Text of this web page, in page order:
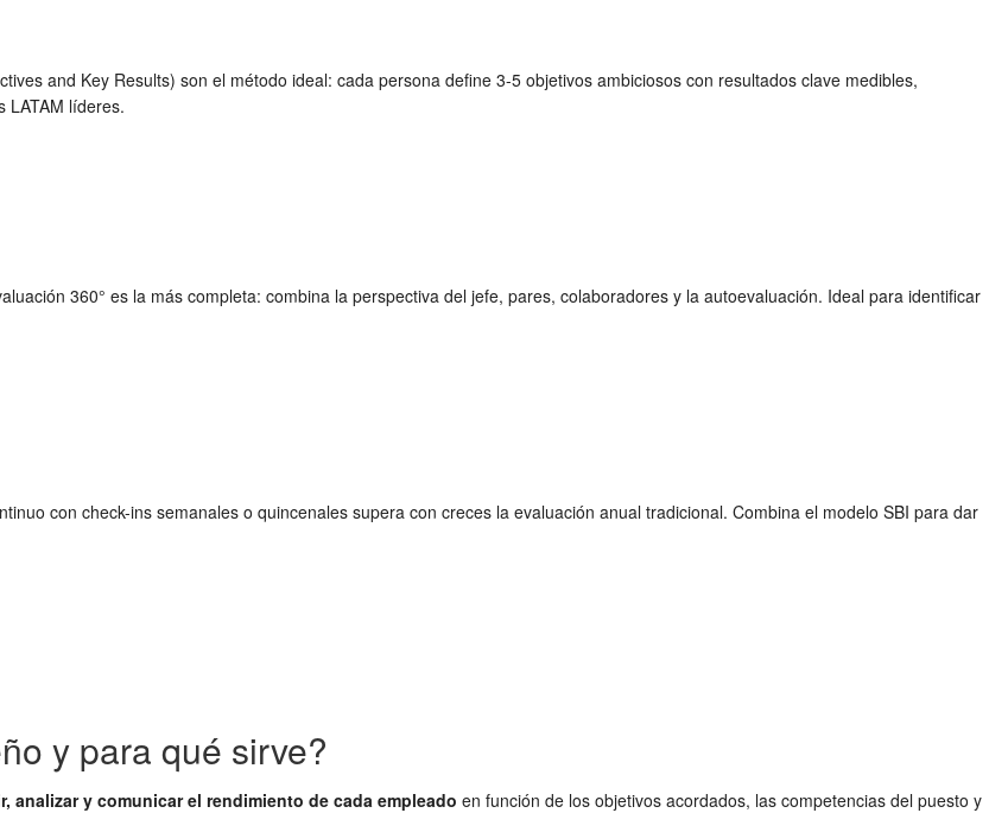
and Key Results) son el método ideal: cada persona define 3-5 objetivos ambiciosos con resultados clave medibles,
LATAM líderes.
360° es la más completa: combina la perspectiva del jefe, pares, colaboradores y la autoevaluación. Ideal para identificar
con check-ins semanales o quincenales supera con creces la evaluación anual tradicional. Combina el modelo SBI para dar
y para qué sirve?
y comunicar el rendimiento de cada empleado en función de los objetivos acordados, las competencias del puesto y